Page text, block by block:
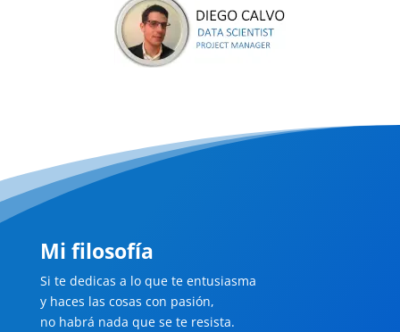
Mi filosofía
Si te dedicas a lo que te entusiasma
y haces las cosas con pasión,
no habrá nada que se te resista.